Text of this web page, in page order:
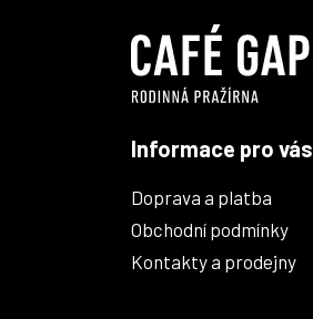
Informace pro vás
Doprava a platba
Obchodní podmínky
Kontakty a prodejny